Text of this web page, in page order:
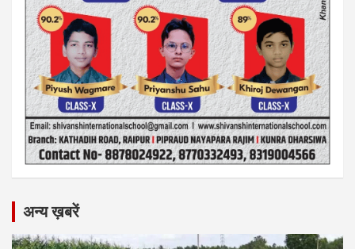
अन्य ख़बरें